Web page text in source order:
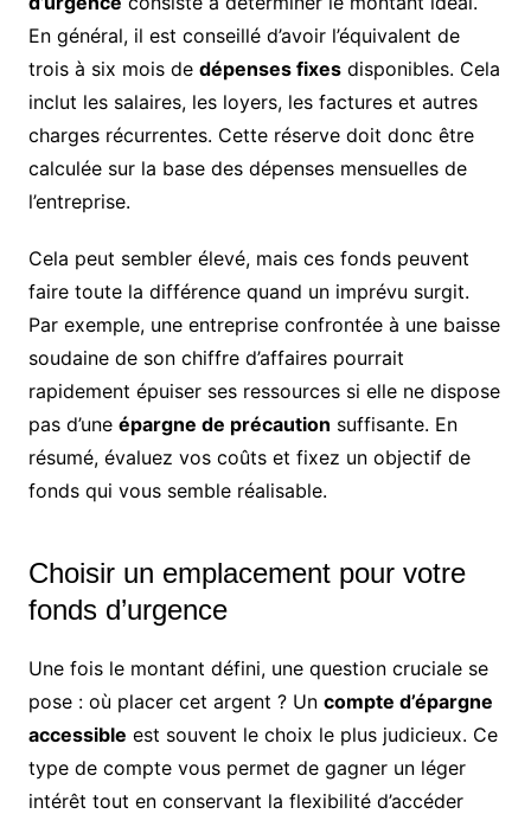
En général, il est conseillé d’avoir l’équivalent de
trois à six mois de dépenses fixesdisponibles. Cela
inclut les salaires, les loyers, les factures et autres
charges récurrentes. Cette réserve doit donc être
calculée sur la base des dépenses mensuelles de
l’entreprise.
Cela peut sembler élevé, mais ces fonds peuvent
faire toute la différence quand un imprévu surgit.
Par exemple, une entreprise confrontée à une baisse
soudaine de son chiffre d’affaires pourrait
rapidement épuiser ses ressources si elle ne dispose
pas d’une épargne de précaution suffisante. En
résumé, évaluez vos coûts et fixez un objectif de
fonds qui vous semble réalisable.
Choisir un emplacement pour votre
fonds d’urgence
Une fois le montant défini, une question cruciale se
pose : où placer cet argent ? Un compte d’épargne
accessible est souvent le choix le plus judicieux. Ce
type de compte vous permet de gagner un léger
intérêt tout en conservant la flexibilité d’accéder